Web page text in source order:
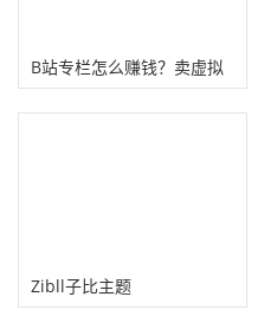
B站专栏怎么赚钱？卖虚拟
资源赚钱！
Zibll子比主题